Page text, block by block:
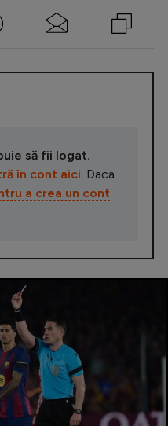
să fii logat.
în cont aici . Daca
a crea un cont